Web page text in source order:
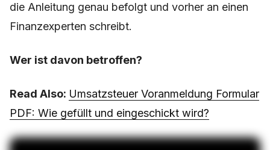
die Anleitung genau befolgt und vorher an einen
Finanzexperten schreibt.
Wer ist davon betroffen?
Read Also: Umsatzsteuer Voranmeldung Formular
PDF: Wie gefüllt und eingeschickt wird?